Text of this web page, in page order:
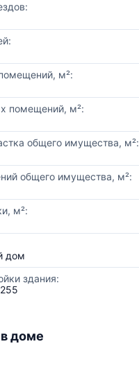
м²:
помещений, м²:
общего имущества, м²:
общего имущества, м²:
м²:
дом
здания:
доме